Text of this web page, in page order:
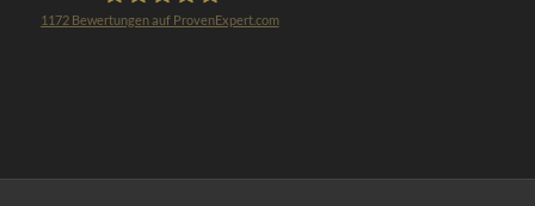
1172Bewertungen auf ProvenExpert.com